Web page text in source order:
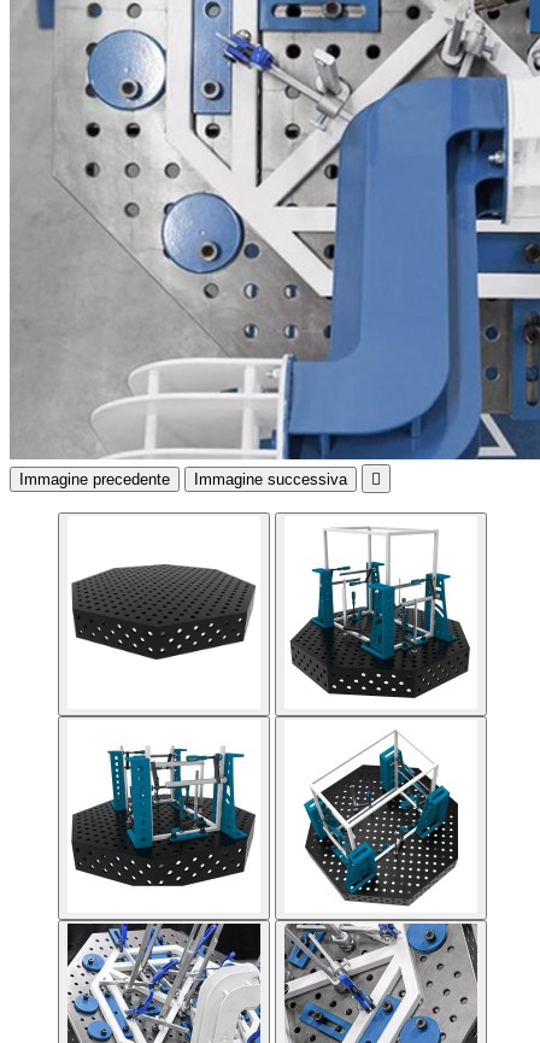
Immagine precedente Immagine successiva 